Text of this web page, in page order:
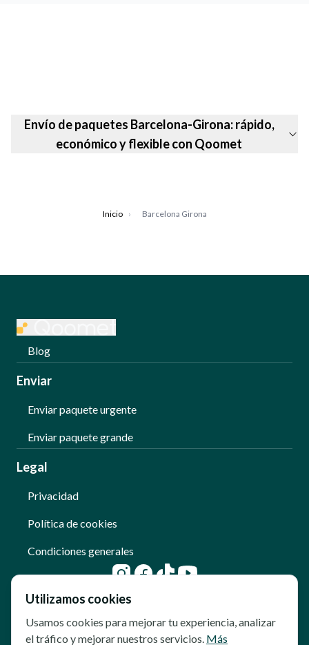
Envío de paquetes Barcelona-Girona: rápido,
económico y flexible con Qoomet
Inicio › Barcelona Girona
Blog
Enviar
Enviar paquete urgente
Enviar paquete grande
Legal
Privacidad
Política de cookies
Condiciones generales
Utilizamos cookies
Usamos cookies para mejorar tu experiencia, analizar
el tráfico y mejorar nuestros servicios. Más